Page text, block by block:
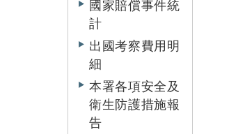
國家賠償事件統
計
出國考察費用明
細
本署各項安全及
衛生防護措施報
告